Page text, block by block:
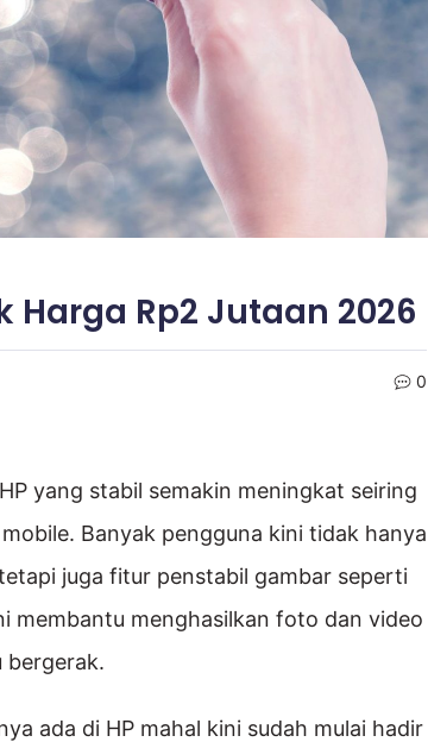
Harga Rp2 Jutaan 2026
0
yang stabil semakin meningkat seiring
Banyak pengguna kini tidak hanya
juga fitur penstabil gambar seperti
membantu menghasilkan foto dan video
bergerak.
ada di HP mahal kini sudah mulai hadir